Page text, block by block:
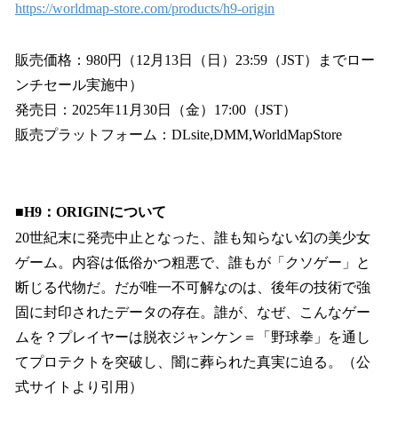
https://worldmap-store.com/products/h9-origin
販売価格：980円（12月13日（日）23:59（JST）までロー
ンチセール実施中）
発売日：2025年11月30日（金）17:00（JST）
販売プラットフォーム：DLsite,DMM,WorldMapStore
■H9：ORIGINについて
20世紀末に発売中止となった、誰も知らない幻の美少女
ゲーム。内容は低俗かつ粗悪で、誰もが「クソゲー」と
断じる代物だ。だが唯一不可解なのは、後年の技術で強
固に封印されたデータの存在。誰が、なぜ、こんなゲー
ムを？プレイヤーは脱衣ジャンケン＝「野球拳」を通し
てプロテクトを突破し、闇に葬られた真実に迫る。（公
式サイトより引用）